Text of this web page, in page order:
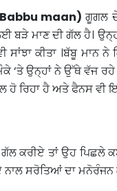
maan)ਗੂਗਲ
ਬੜੇ ਮਾਣ ਦੀ ਗੱਲ ਹੈ।
ਸਾਂਝਾ ਕੀਤਾ ।ਬੱਬੂ
‘ਤੇ ਉਨ੍ਹਾਂ ਨੇ ਉੱਥੇ ਵੱਜ ਰਹੇ
ਹੋ ਰਿਹਾ ਹੈ ਅਤੇ ਫੈਨਸ
ਕਰੀਏ ਤਾਂ ਉਹ ਪਿਛਲੇ
ਨਾਲ ਸਰੋਤਿਆਂ ਦਾ